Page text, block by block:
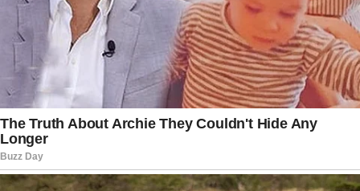
acompanhado de alterações na pele e nos
cabelos, buscar orientação especializada é o
caminho mais seguro para preservar a saúde e
evitar complicações futuras.